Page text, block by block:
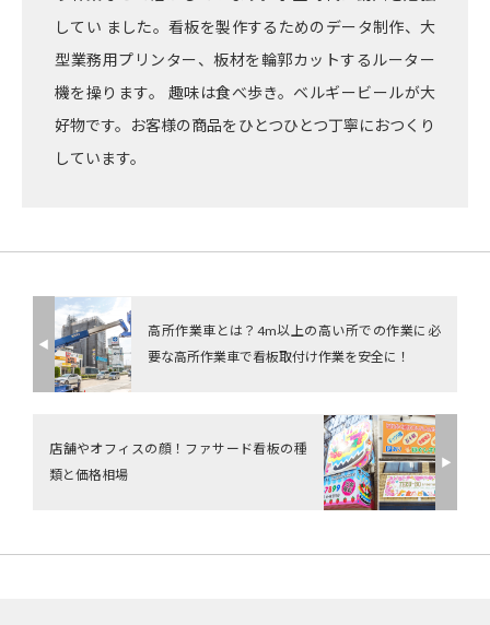
してい ました。看板を製作するためのデータ制作、大
型業務用プリンター、板材を輪郭カットするルーター
機を操ります。 趣味は食べ歩き。ベルギービールが大
好物です。お客様の商品をひとつひとつ丁寧におつくり
しています。
◀︎
高所作業車とは？4m以上の高い所での作業に必
要な高所作業車で看板取付け作業を安全に！
店舗やオフィスの顔！ファサード看板の種
類と価格相場
▶︎